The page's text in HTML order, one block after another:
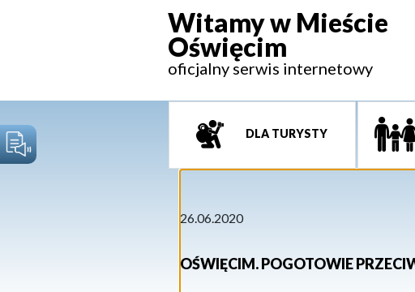
Witamy w Mieście
Oświęcim
oficjalny serwis internetowy
DLA TURYSTY
26.06.2020
OŚWIĘCIM. POGOTOWIE